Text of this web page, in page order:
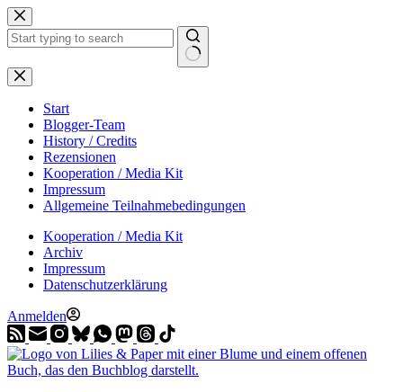
Zum
Inhalt
springen
Start
Blogger-Team
History / Credits
Rezensionen
Kooperation / Media Kit
Impressum
Allgemeine Teilnahmebedingungen
Kooperation / Media Kit
Archiv
Impressum
Datenschutzerklärung
Anmelden